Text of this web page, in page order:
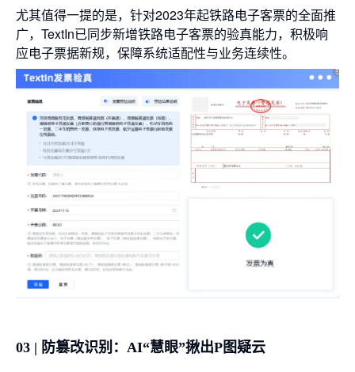
尤其值得一提的是，针对2023年起铁路电子客票的全面推
广，TextIn已同步新增铁路电子客票的验真能力，积极响
应电子票据新规，保障系统适配性与业务连续性。
03 | 防篡改识别：AI“慧眼”揪出P图疑云